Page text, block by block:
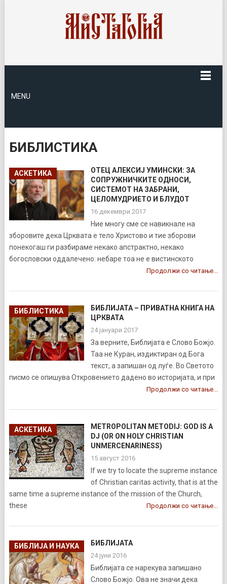
MENU
БИБЛИСТИКА
АСКЕТИКА
ОТЕЦ АЛЕКСИЈ УМИНСКИ: ЗА
СОПРУЖНИЧКИТЕ ОДНОСИ,
СИСТЕМОТ НА ЗАБРАНИ,
ЦЕЛОМУДРИЕТО И БЛУДОТ
16 декември 2017
Ние многу сме се навикнале на
зборовите дека Црквата е тело Христово и тие зборови
понекогаш ги разбираме некако апстрактно, некако
богословски оддалечено: небаре тоа не е вистинското
Продолжи со читање...
БИБЛИСТИКА
БИБЛИЈАТА – ПРИВАТНА КНИГА НА
ЦРКВАТА
24 јануари 2017
За верните, Библијата е Слово Божјо.
Таа не Куран, издиктиран од Бога
текст, а запишан од луѓе. Во Светото
писмо се опишува Откровението дадено во историјата, и при
Продолжи со читање...
АСКЕТИКА
METROPOLITAN METODIJ: GOD IS A
DJ (OR ON HOLY CHRISTIAN
UNMERCENARINESS)
15 август 2016
If we try to locate the supreme instance
of Christian caritas activity, that is at the
same time a supreme instance of the mission of the Church,
these
Продолжи со читање...
БИБЛИЈА И НАУКA БИБЛИЈАТА
24 јуни 2016
Библијата се нарекува запишано
Слово Божјо. Ова не значи дека